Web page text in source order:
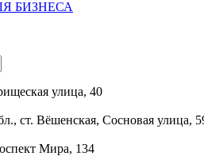
БИЗНЕСА
улица, 40
ст. Вёшенская, Сосновая улица,
Мира, 134